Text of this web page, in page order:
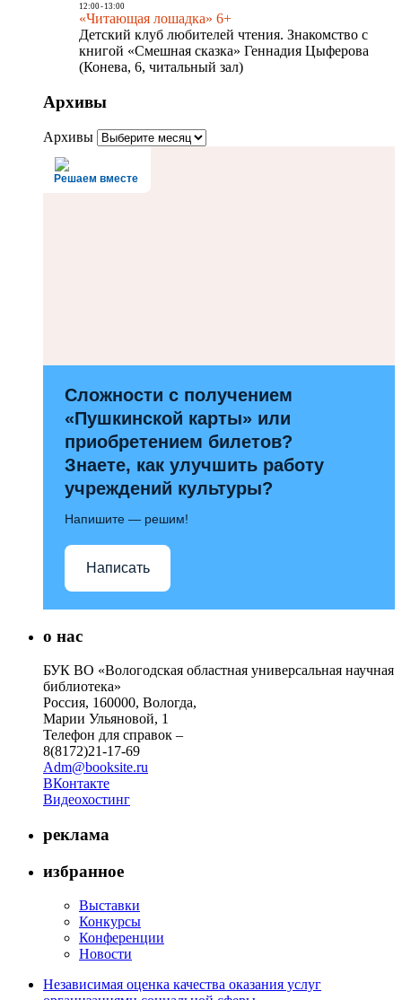
12:00- 13:00
«Читающая лошадка» 6+
Детский клуб любителей чтения. Знакомство с
книгой «Смешная сказка» Геннадия Цыферова
(Конева, 6, читальный зал)
Архивы
Архивы
Решаем вместе
Сложности с получением
«Пушкинской карты» или
приобретением билетов?
Знаете, как улучшить работу
учреждений культуры?
Напишите — решим!
Написать
о нас
БУК ВО «Вологодская областная универсальная научная
библиотека»
Россия, 160000, Вологда,
Марии Ульяновой, 1
Телефон для справок –
8(8172)21-17-69
Adm@booksite.ru
ВКонтакте
Видеохостинг
реклама
избранное
Выставки
Конкурсы
Конференции
Новости
Независимая оценка качества оказания услуг